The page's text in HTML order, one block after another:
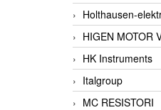
Holthausen-
HIGEN MOTOR
HK Instruments
Italgroup
MC RESISTORI